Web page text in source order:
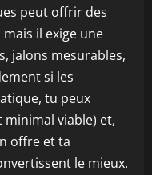
peut offrir des
il exige une
jalons mesurables,
si les
tu peux
viable) et,
offre et ta
le mieux.